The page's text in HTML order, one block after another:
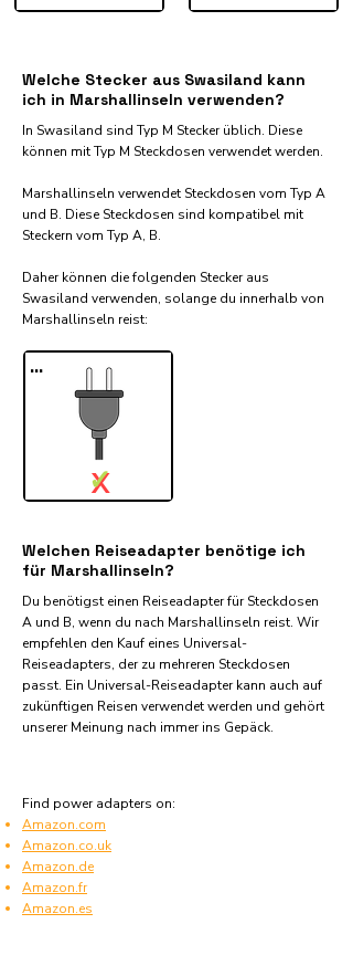
Welche Stecker aus Swasiland kann
ich in Marshallinseln verwenden?
In Swasiland sind Typ M Stecker üblich. Diese
können mit Typ M Steckdosen verwendet werden.
Marshallinseln verwendet Steckdosen vom Typ A
und B. Diese Steckdosen sind kompatibel mit
Steckern vom Typ A, B.
Daher können die folgenden Stecker aus
Swasiland verwenden, solange du innerhalb von
Marshallinseln reist:​
...
X
✓
Welchen Reiseadapter benötige ich
für Marshallinseln?
Du benötigst einen Reiseadapter für Steckdosen
A und B, wenn du nach Marshallinseln reist. Wir
empfehlen den Kauf eines Universal-
Reiseadapters, der zu mehreren Steckdosen
passt. Ein Universal-Reiseadapter kann auch auf
zukünftigen Reisen verwendet werden und gehört
unserer Meinung nach immer ins Gepäck.
Find power adapters on:
Amazon.com
Amazon.co.uk
Amazon.de
Amazon.fr
Amazon.es